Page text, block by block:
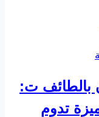
بالطائف ت:
مميزة تدوم